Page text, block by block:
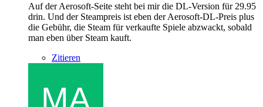
Auf der Aerosoft-Seite steht bei mir die DL-Version für 29.95
drin. Und der Steampreis ist eben der Aerosoft-DL-Preis plus
die Gebühr, die Steam für verkaufte Spiele abzwackt, sobald
man eben über Steam kauft.
Zitieren